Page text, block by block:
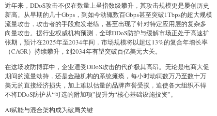
近年来，DDoS攻击不仅在数量上呈指数级攀升，其攻击规模更是屡创历史
新高。从早期的几十Gbps，到如今动辄数百Gbps甚至突破1Tbps的超大规模
流量攻击，攻击者的手段愈发老练，甚至出现了针对特定应用层的复杂多
向量攻击。据行业权威机构预测，全球DDoS防护与缓解市场正处于高速扩
张期，预计在2025年至2034年间，市场规模将以超过13%的复合年增长率
（CAGR）持续攀升，到2034年有望突破百亿美元大关。
在这场攻防博弈中，企业遭受DDoS攻击的代价极其高昂。无论是电商大促
期间的流量劫持，还是金融机构的系统瘫痪，每小时动辄数万乃至数十万
美元的直接经济损失，加上难以估量的品牌声誉受损，迫使各大组织不得
不将DDoS防护从“可选的附加项”提升为“核心基础设施投资”。
AI赋能与混合架构成为破局关键